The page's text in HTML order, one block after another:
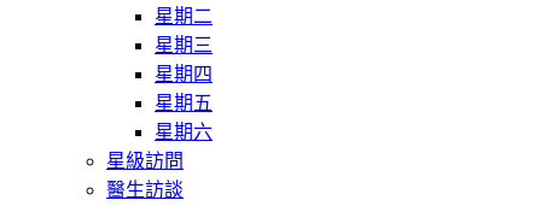
星期二
星期三
星期四
星期五
星期六
星級訪問
醫生訪談